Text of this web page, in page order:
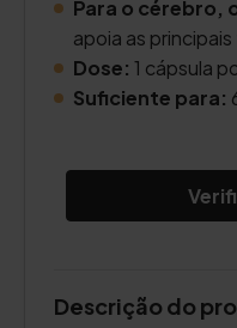
Para o cérebro,
apoia as
Dose: 1 cápsula
Suficiente para:
Descrição do